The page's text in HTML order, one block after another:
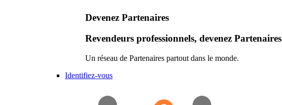
Devenez Partenaires
Revendeurs professionnels, devenez Partenaires
Un réseau de Partenaires partout dans le monde.
Identifiez-vous